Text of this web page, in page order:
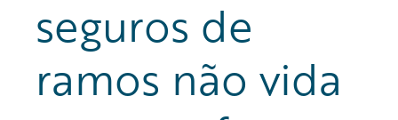
seguros de
ramos não vida